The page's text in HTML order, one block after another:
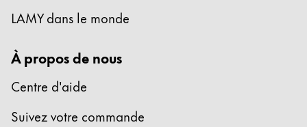
Recharges
Encres / effaceurs d'encre
Taille de plume
Carnets
LAMY dans le monde
À propos de nous
Centre d'aide
Suivez votre commande